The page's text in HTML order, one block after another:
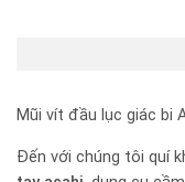
Mũi vít đầu lục giác bi
Đến với chúng tôi quí